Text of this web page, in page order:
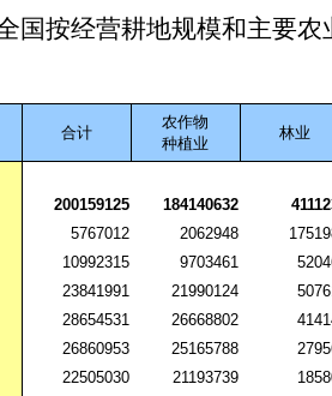
国按经营耕地规模和主要
合计
农作物
种植业
林业
200159125 184140632
5767012 2062948
10992315 9703461
23841991 21990124
28654531 26668802
26860953 25165788
22505030 21193739